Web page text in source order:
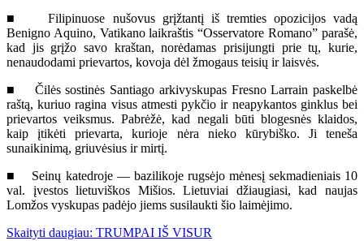
■ Filipinuose nušovus grįžtantį iš tremties opozicijos vadą
Benigno Aquino, Vatikano laikraštis “Osservatore Romano” parašė,
kad jis grįžo savo kraštan, norėdamas prisijungti prie tų, kurie,
nenaudodami prievartos, kovoja dėl žmogaus teisių ir laisvės.
■ Čilės sostinės Santiago arkivyskupas Fresno Larrain paskelbė
raštą, kuriuo ragina visus atmesti pykčio ir neapykantos ginklus bei
prievartos veiksmus. Pabrėžė, kad negali būti blogesnės klaidos,
kaip įtikėti prievarta, kurioje nėra nieko kūrybiško. Ji teneša
sunaikinimą, griuvėsius ir mirtį.
■ Seinų katedroje — bazilikoje rugsėjo mėnesį sekmadieniais 10
val. įvestos lietuviškos Mišios. Lietuviai džiaugiasi, kad naujas
Lomžos vyskupas padėjo jiems susilaukti šio laimėjimo.
Skaityti daugiau: TRUMPAI IŠ VISUR